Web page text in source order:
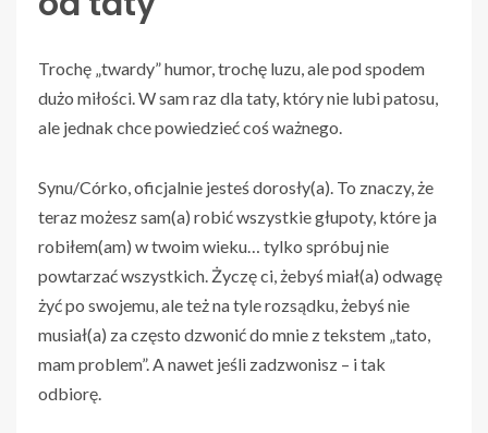
Trochę „twardy” humor, trochę luzu, ale pod spodem
dużo miłości. W sam raz dla taty, który nie lubi patosu,
ale jednak chce powiedzieć coś ważnego.
Synu/Córko, oficjalnie jesteś dorosły(a). To znaczy, że
teraz możesz sam(a) robić wszystkie głupoty, które ja
robiłem(am) w twoim wieku… tylko spróbuj nie
powtarzać wszystkich. Życzę ci, żebyś miał(a) odwagę
żyć po swojemu, ale też na tyle rozsądku, żebyś nie
musiał(a) za często dzwonić do mnie z tekstem „tato,
mam problem”. A nawet jeśli zadzwonisz – i tak
odbiorę.